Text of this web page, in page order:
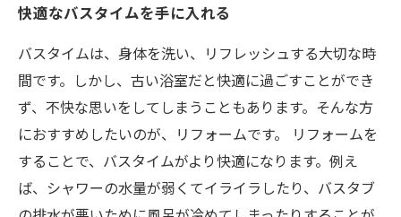
快適なバスタイムを手に入れる
バスタイムは、身体を洗い、リフレッシュする大切な時
間です。しかし、古い浴室だと快適に過ごすことができ
ず、不快な思いをしてしまうこともあります。そんな方
におすすめしたいのが、リフォームです。 リフォームを
することで、バスタイムがより快適になります。例え
ば、シャワーの水量が弱くてイライラしたり、バスタブ